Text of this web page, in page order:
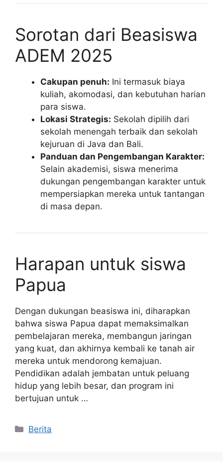
Sorotan dari Beasiswa
ADEM 2025
Cakupan penuh: Ini termasuk biaya
kuliah, akomodasi, dan kebutuhan harian
para siswa.
Lokasi Strategis: Sekolah dipilih dari
sekolah menengah terbaik dan sekolah
kejuruan di Java dan Bali.
Panduan dan Pengembangan Karakter:
Selain akademisi, siswa menerima
dukungan pengembangan karakter untuk
mempersiapkan mereka untuk tantangan
di masa depan.
Harapan untuk siswa
Papua
Dengan dukungan beasiswa ini, diharapkan
bahwa siswa Papua dapat memaksimalkan
pembelajaran mereka, membangun jaringan
yang kuat, dan akhirnya kembali ke tanah air
mereka untuk mendorong kemajuan.
Pendidikan adalah jembatan untuk peluang
hidup yang lebih besar, dan program ini
bertujuan untuk …
Kategori
Berita